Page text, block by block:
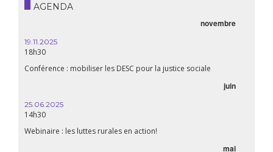
AGENDA
20h00
WEBINAIRE: Luttes rurales en action. Pour des systèmes